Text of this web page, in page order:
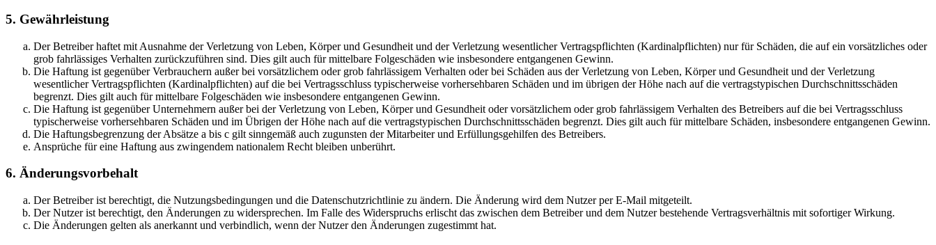
5. Gewährleistung
Der Betreiber haftet mit Ausnahme der Verletzung von Leben, Körper und Gesundheit und der Verletzung wesentlicher Vertragspflichten (Kardinalpflichten) nur für Schäden, die auf ein vorsätzliches oder
grob fahrlässiges Verhalten zurückzuführen sind. Dies gilt auch für mittelbare Folgeschäden wie insbesondere entgangenen Gewinn.
Die Haftung ist gegenüber Verbrauchern außer bei vorsätzlichem oder grob fahrlässigem Verhalten oder bei Schäden aus der Verletzung von Leben, Körper und Gesundheit und der Verletzung
wesentlicher Vertragspflichten (Kardinalpflichten) auf die bei Vertragsschluss typischerweise vorhersehbaren Schäden und im übrigen der Höhe nach auf die vertragstypischen Durchschnittsschäden
begrenzt. Dies gilt auch für mittelbare Folgeschäden wie insbesondere entgangenen Gewinn.
Die Haftung ist gegenüber Unternehmern außer bei der Verletzung von Leben, Körper und Gesundheit oder vorsätzlichem oder grob fahrlässigem Verhalten des Betreibers auf die bei Vertragsschluss
typischerweise vorhersehbaren Schäden und im Übrigen der Höhe nach auf die vertragstypischen Durchschnittsschäden begrenzt. Dies gilt auch für mittelbare Schäden, insbesondere entgangenen Gewinn.
Die Haftungsbegrenzung der Absätze a bis c gilt sinngemäß auch zugunsten der Mitarbeiter und Erfüllungsgehilfen des Betreibers.
Ansprüche für eine Haftung aus zwingendem nationalem Recht bleiben unberührt.
6. Änderungsvorbehalt
Der Betreiber ist berechtigt, die Nutzungsbedingungen und die Datenschutzrichtlinie zu ändern. Die Änderung wird dem Nutzer per E-Mail mitgeteilt.
Der Nutzer ist berechtigt, den Änderungen zu widersprechen. Im Falle des Widerspruchs erlischt das zwischen dem Betreiber und dem Nutzer bestehende Vertragsverhältnis mit sofortiger Wirkung.
Die Änderungen gelten als anerkannt und verbindlich, wenn der Nutzer den Änderungen zugestimmt hat.